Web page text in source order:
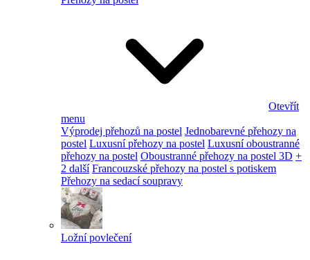
Otevřít
menu
Výprodej přehozů na postel Jednobarevné přehozy na
postel Luxusní přehozy na postel Luxusní oboustranné
přehozy na postel Oboustranné přehozy na postel 3D +
2 další Francouzské přehozy na postel s potiskem
Přehozy na sedací soupravy
Ložní povlečení